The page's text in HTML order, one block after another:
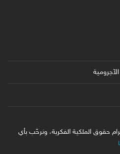
حقوق الملكية الفكرية، ونرحّب بأي